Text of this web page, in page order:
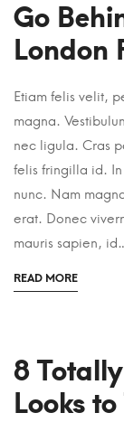
Go
London
Etiam felis velit,
magna.
nec ligula. Cras
felis fringilla id. In
nunc. Nam
erat. Donec
mauris sapien,
READ MORE
8
Looks